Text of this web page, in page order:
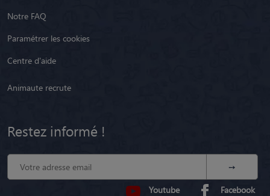
Notre FAQ
Paramétrer les cookies
Centre d'aide
Animaute recrute
Restez informé !
Youtube Facebook